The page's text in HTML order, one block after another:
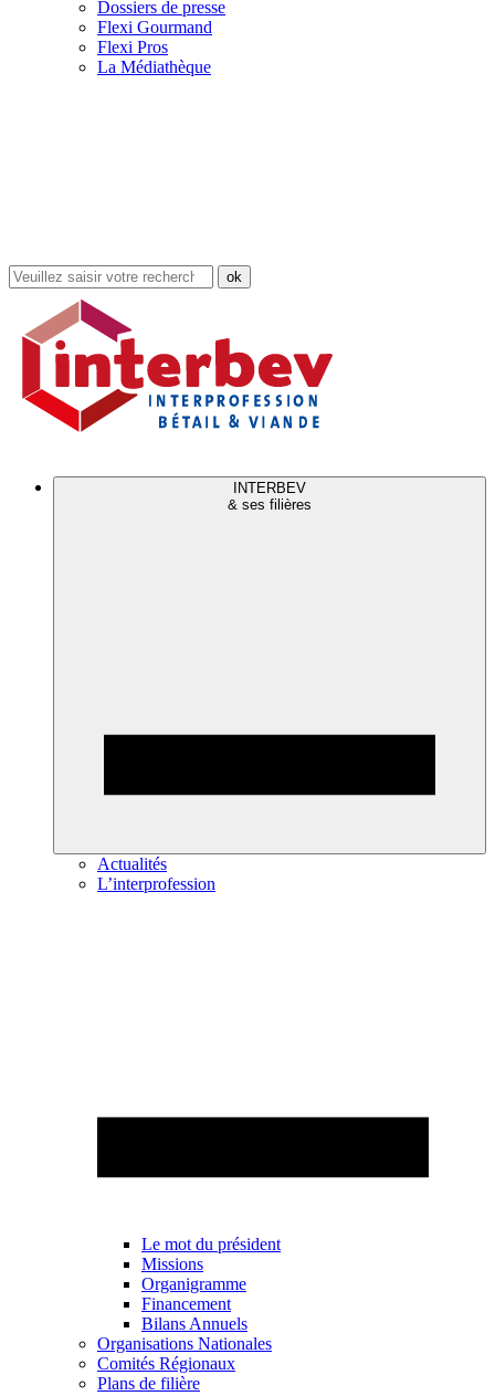
Dossiers de presse
Flexi Gourmand
Flexi Pros
La Médiathèque
Rechercher
dans
site
INTERBEV
& ses filières
Actualités
L’interprofession
Le mot du président
Missions
Organigramme
Financement
Bilans Annuels
Organisations Nationales
Comités Régionaux
Plans de filière